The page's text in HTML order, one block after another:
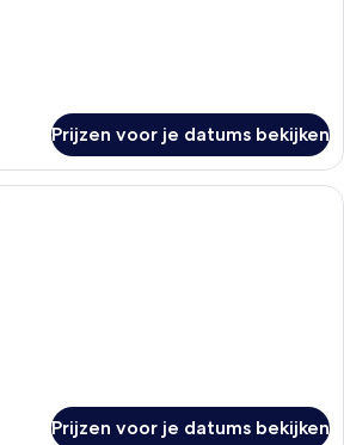
Prijzen voor je datums bekijken
Hotelkamer met een groot bed, een
Prijzen voor je datums bekijken